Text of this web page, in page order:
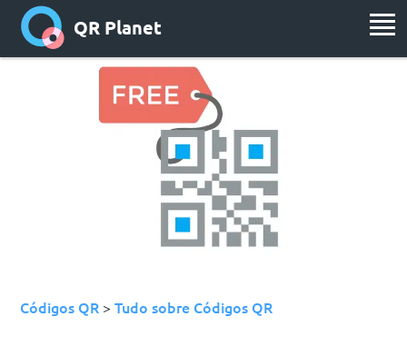
QR Planet
Códigos QR >Tudo sobre Códigos QR